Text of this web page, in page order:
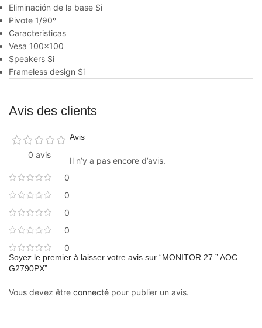
Eliminación de la base Si
Pivote 1/90º
Caracteristicas
Vesa 100×100
Speakers Si
Frameless design Si
Avis des clients
0 avis
0
0
0
0
0
Avis
Il n’y a pas encore d’avis.
Soyez le premier à laisser votre avis sur “MONITOR 27 ” AOC
G2790PX”
Vous devez être connecté pour publier un avis.